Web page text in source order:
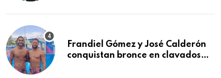
Frandiel Gómez y José Calderón
conquistan bronce en clavados